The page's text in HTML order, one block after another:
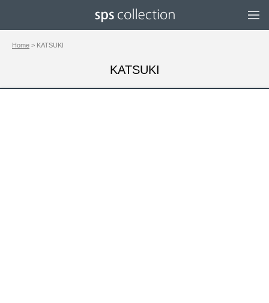
Home > KATSUKI
KATSUKI